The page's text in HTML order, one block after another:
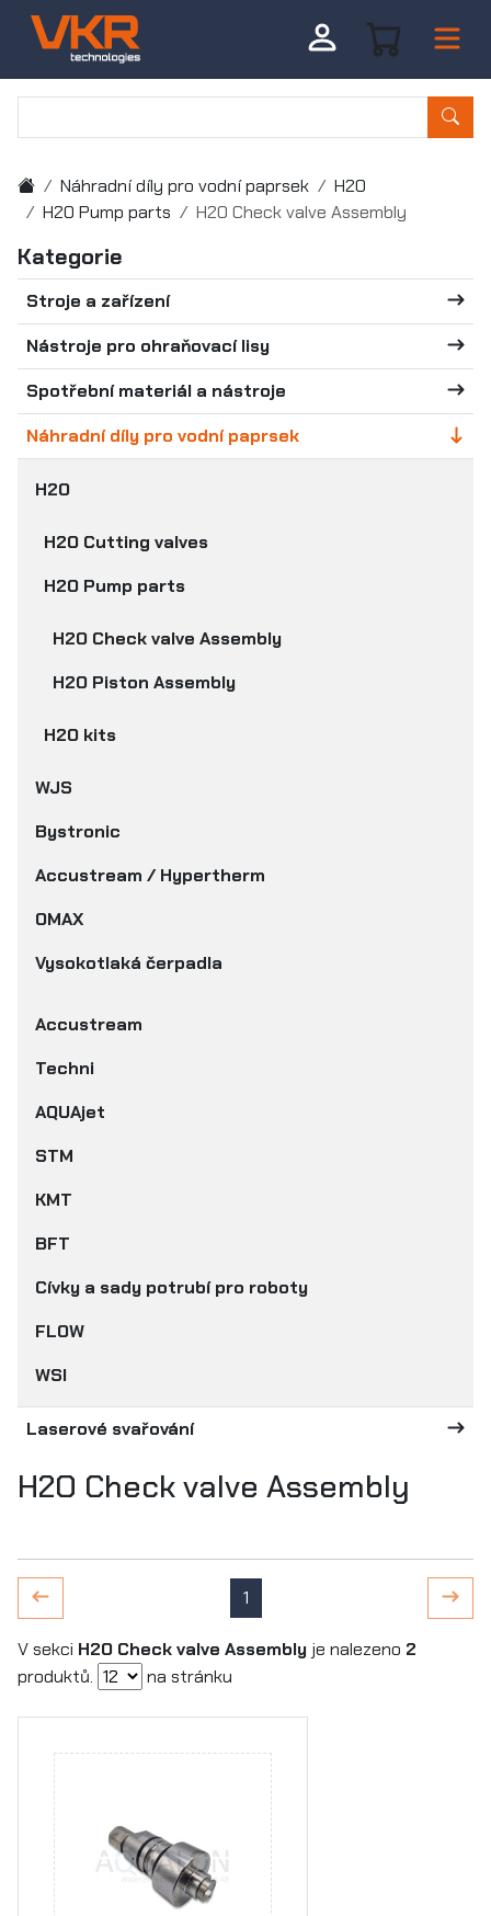
Náhradní díly pro vodní paprsek
H2O
H2O Pump parts
H2O Check valve Assembly
Kategorie
Stroje a zařízení
Nástroje pro ohraňovací lisy
Spotřební materiál a nástroje
Náhradní díly pro vodní paprsek
H2O
H2O Cutting valves
H2O Pump parts
H2O Check valve Assembly
H2O Piston Assembly
H2O kits
WJS
Bystronic
Accustream / Hypertherm
OMAX
Vysokotlaká čerpadla
Accustream
Techni
AQUAjet
STM
KMT
BFT
Cívky a sady potrubí pro roboty
FLOW
WSI
Laserové svařování
H2O Check valve Assembly
1
V sekci H2O Check valve Assembly je nalezeno 2
produktů.
na stránku